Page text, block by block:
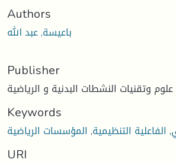
Authors
باعيسة, عبد الله
Publisher
وتقنيات النشطات البدنية و الرياضية
Keywords
, الفاعلية التنظيمية, المؤسسات الرياضية
URI